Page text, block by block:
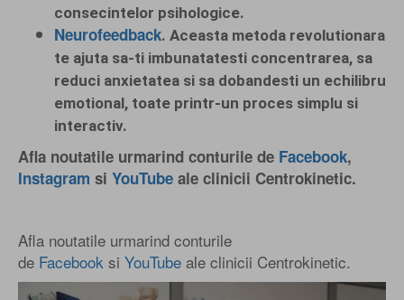
consecintelor psihologice.
Neurofeedback. Aceasta metoda revolutionara
te ajuta sa-ti imbunatatesti concentrarea, sa
reduci anxietatea si sa dobandesti un echilibru
emotional, toate printr-un proces simplu si
interactiv.
Afla noutatile urmarind conturile de Facebook,
Instagram si YouTube ale clinicii Centrokinetic.
Afla noutatile urmarind conturile
de Facebook si YouTube ale clinicii Centrokinetic.